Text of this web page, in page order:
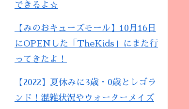
できるよ☆
【みのおキューズモール】10月16日
にOPENした「TheKids」にまた行
ってきたよ！
【2022】夏休みに3歳・0歳とレゴラ
ンド！混雑状況やウォーターメイズ